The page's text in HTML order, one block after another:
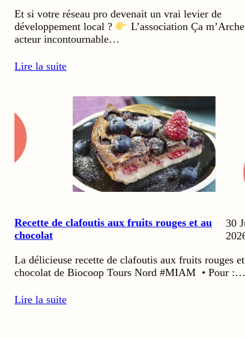
Et si votre réseau pro devenait un vrai levier de
développement local ?
L’association Ça
acteur incontournable…
Lire la suite
Recette de clafoutis aux fruits rouges et au
chocolat
30
La délicieuse recette de clafoutis aux fruits rouges
chocolat de Biocoop Tours Nord #MIAM • Pour :…
Lire la suite